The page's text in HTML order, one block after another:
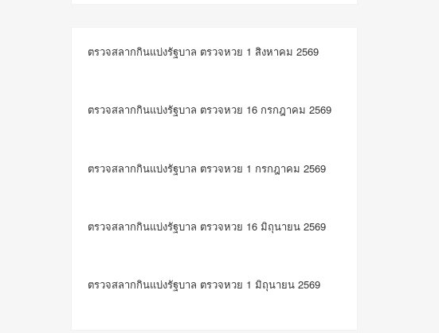
ตรวจสลากกินแบ่งรัฐบาล ตรวจหวย 1 สิงหาคม 2569
ตรวจสลากกินแบ่งรัฐบาล ตรวจหวย 16 กรกฎาคม 2569
ตรวจสลากกินแบ่งรัฐบาล ตรวจหวย 1 กรกฎาคม 2569
ตรวจสลากกินแบ่งรัฐบาล ตรวจหวย 16 มิถุนายน 2569
ตรวจสลากกินแบ่งรัฐบาล ตรวจหวย 1 มิถุนายน 2569